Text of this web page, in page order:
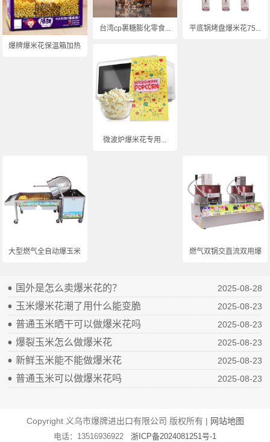
爆牌爆米花保温箱加热...
台湾cp裹糖膨化零食... 平底锅烤盘爆米花75...
微波炉爆米花专用...
大型燃气全自动爆玉米... 燃气双锅交直流双用爆...
国外是怎么卖爆米花的？ 2025-08-28
玉米爆米花潮了用什么能变脆 2025-08-23
普通玉米晒干可以做爆米花吗 2025-08-23
爆裂玉米怎么做爆米花 2025-08-23
新鲜玉米能不能做爆米花 2025-08-23
普通玉米可以做爆米花吗 2025-08-23
Copyright 义乌市爆牌进出口有限公司 版权所有 | 网站地图
电话：13516936922 浙ICP备2024081251号-1